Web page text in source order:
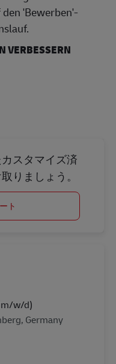
'Bewerben'-
VERBESSERN
スタマイズ済
りましょう。
ト
w/d)
Germany